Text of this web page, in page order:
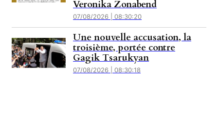
Veronika Zonabend
07/08/2026 | 08:30:20
Une nouvelle accusation, la
troisième, portée contre
Gagik Tsarukyan
07/08/2026 | 08:30:18